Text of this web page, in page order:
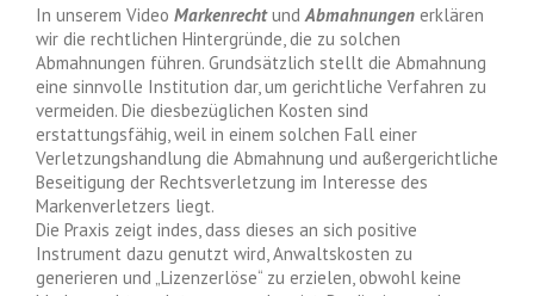
In unserem Video Markenrecht undAbmahnungen erklären
wir die rechtlichen Hintergründe, die zu solchen
Abmahnungen führen. Grundsätzlich stellt die Abmahnung
eine sinnvolle Institution dar, um gerichtliche Verfahren zu
vermeiden. Die diesbezüglichen Kosten sind
erstattungsfähig, weil in einem solchen Fall einer
Verletzungshandlung die Abmahnung und außergerichtliche
Beseitigung der Rechtsverletzung im Interesse des
Markenverletzers liegt.
Die Praxis zeigt indes, dass dieses an sich positive
Instrument dazu genutzt wird, Anwaltskosten zu
generieren und „Lizenzerlöse“ zu erzielen, obwohl keine